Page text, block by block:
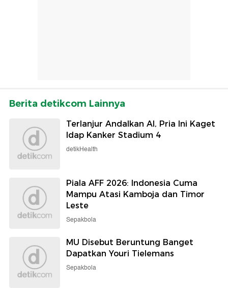
Berita detikcom Lainnya
Terlanjur Andalkan AI, Pria Ini Kaget
Idap Kanker Stadium 4
detikHealth
Piala AFF 2026: Indonesia Cuma
Mampu Atasi Kamboja dan Timor
Leste
Sepakbola
MU Disebut Beruntung Banget
Dapatkan Youri Tielemans
Sepakbola